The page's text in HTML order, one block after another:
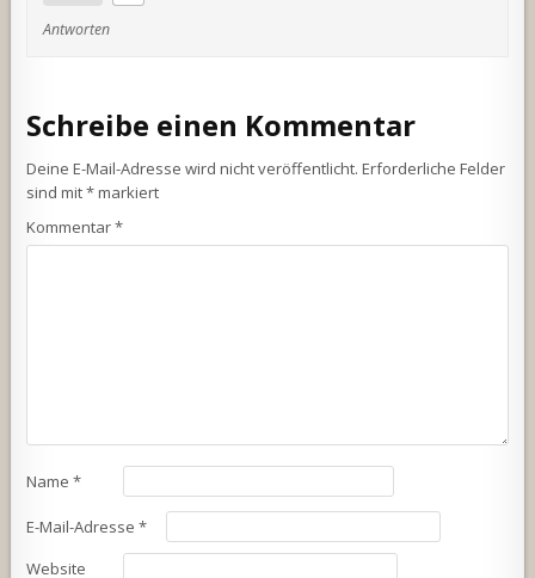
Antworten
Schreibe einen Kommentar
Deine E-Mail-Adresse wird nicht veröffentlicht. Erforderliche Felder
sind mit*markiert
Kommentar*
Name*
E-Mail-Adresse*
Website